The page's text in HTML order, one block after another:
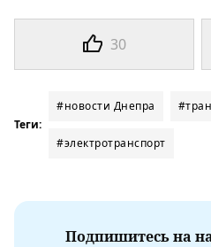
30
Теги:
#новости Днепра
#электротранспорт
Подпишитесь на